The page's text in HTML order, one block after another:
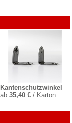
Kantenschutzwinkel
ab 35,40 €/ Karton